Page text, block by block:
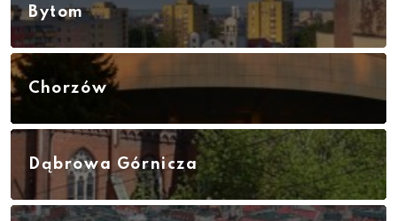
Bytom
Chorzów
Dąbrowa Górnicza